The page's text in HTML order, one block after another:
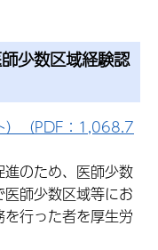
少数区域経験認
）（PDF：1,068.7
のため、医師少数
師少数区域等にお
行った者を厚生労